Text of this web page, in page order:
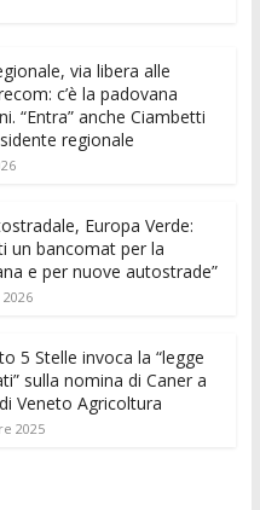
e
n
g
di
t
k
e
dI
n
di
vi
via libera alle
c’è la padovana
“Entra” anche Ciambetti
regionale
Europa Verde:
un bancomat per la
e per nuove autostrade”
5 Stelle invoca la “legge
sulla nomina di Caner a
Veneto Agricoltura
2025